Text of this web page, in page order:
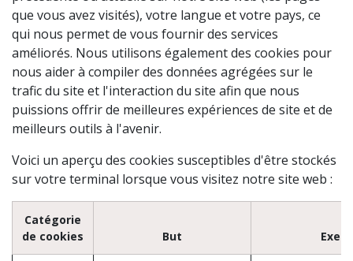
que vous avez visités), votre langue et votre pays, ce
qui nous permet de vous fournir des services
améliorés. Nous utilisons également des cookies pour
nous aider à compiler des données agrégées sur le
trafic du site et l'interaction du site afin que nous
puissions offrir de meilleures expériences de site et de
meilleurs outils à l'avenir.
Voici un aperçu des cookies susceptibles d'être stockés
sur votre terminal lorsque vous visitez notre site web :
Catégorie
de cookies
But